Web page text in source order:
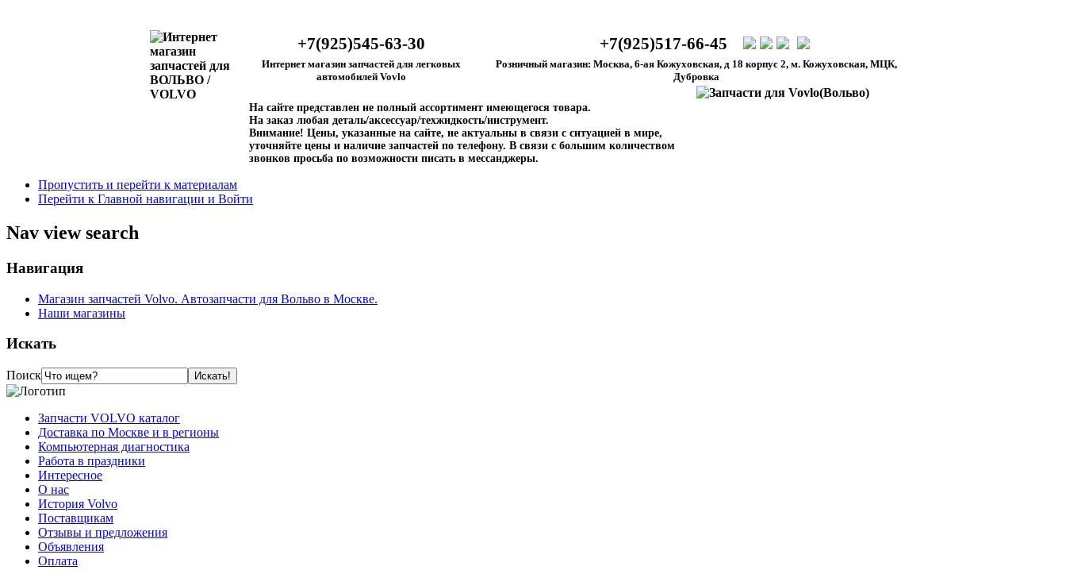
+7(925)545-63-30
Интернет магазин запчастей для легковых
автомобилей Vovlo
+7(925)517-66-45
Розничный магазин: Москва, 6-ая Кожуховская, д 18 корпус 2, м. Кожуховская, МЦК,
Дубровка
На сайте представлен не полный ассортимент имеющегося товара.
На заказ любая деталь/аксессуар/техжидкость/инструмент.
Внимание! Цены, указанные на сайте, не актуальны в связи с ситуацией в мире,
уточняйте цены и наличие запчастей по телефону. В связи с большим количеством
звонков просьба по возможности писать в мессанджеры.
Пропустить и перейти к материалам
Перейти к Главной навигации и Войти
Nav view search
Навигация
Магазин запчастей Volvo. Автозапчасти для Вольво в Москве.
Наши магазины
Искать
Поиск
Запчасти VOLVO каталог
Доставка по Москве и в регионы
Компьютерная диагностика
Работа в праздники
Интересное
О нас
История Volvo
Поставщикам
Отзывы и предложения
Объявления
Оплата